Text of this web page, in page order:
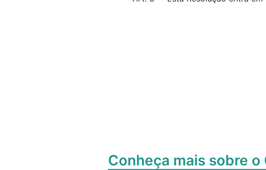
Conheça mais sobre o